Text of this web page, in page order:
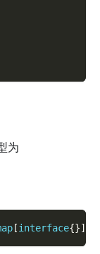
为
[interface{}]